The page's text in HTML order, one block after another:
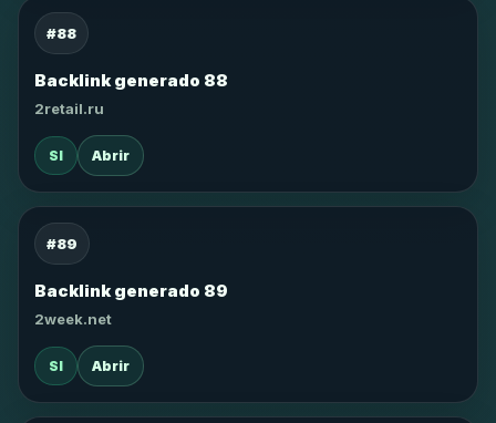
#88
Backlink generado 88
2retail.ru
SI Abrir
#89
Backlink generado 89
2week.net
SI Abrir